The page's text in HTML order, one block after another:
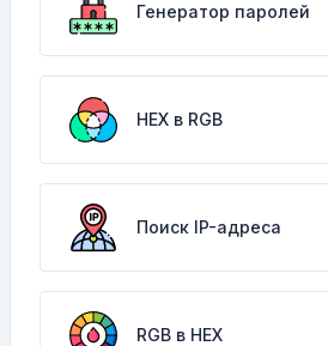
Генератор паролей
HEX в RGB
Поиск IP-адреса
RGB в HEX